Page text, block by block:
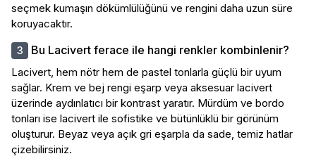
seçmek kumaşın dökümlülüğünü ve rengini daha uzun süre
koruyacaktır.
Bu Lacivert ferace ile hangi renkler kombinlenir?
Lacivert, hem nötr hem de pastel tonlarla güçlü bir uyum
sağlar. Krem ve bej rengi eşarp veya aksesuar lacivert
üzerinde aydınlatıcı bir kontrast yaratır. Mürdüm ve bordo
tonları ise lacivert ile sofistike ve bütünlüklü bir görünüm
oluşturur. Beyaz veya açık gri eşarpla da sade, temiz hatlar
çizebilirsiniz.